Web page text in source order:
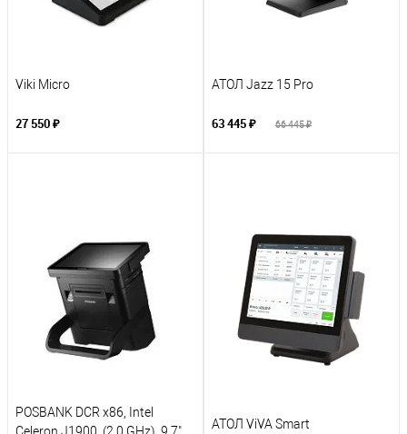
Viki Micro
27 550 ₽
АТОЛ Jazz 15 Pro
63 445 ₽ 66 445 ₽
POSBANK DCR x86, Intel
АТОЛ ViVA Smart